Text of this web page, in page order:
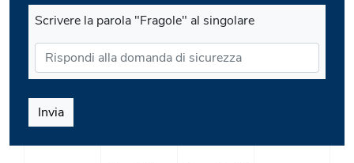
Scrivere la parola "Fragole" al singolare
Invia